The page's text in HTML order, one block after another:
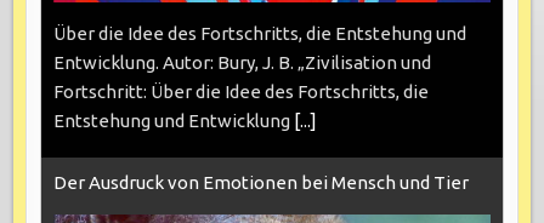
Über die Idee des Fortschritts, die Entstehung und
Entwicklung. Autor: Bury, J. B. „Zivilisation und
Fortschritt: Über die Idee des Fortschritts, die
Entstehung und Entwicklung [...]
Der Ausdruck von Emotionen bei Mensch und Tier